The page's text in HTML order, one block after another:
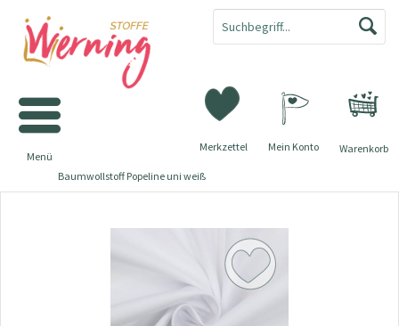
Warenkorb
Merkzettel Mein Konto
Menü
Baumwollstoff Popeline uni weiß